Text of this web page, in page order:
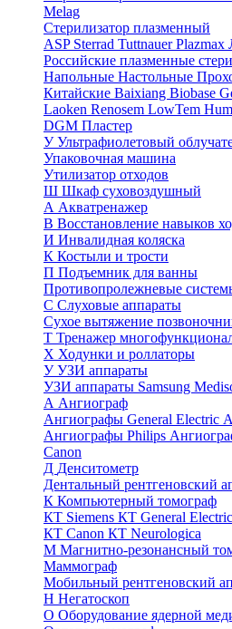
Melag
Стерилизатор плазменный
ASP Sterrad Tuttnauer Plazmax
Российские плазменные
Напольные Настольные
Китайские Baixiang Biobase
Laoken Renosem LowTem
DGM Пластер
УУльтрафиолетовый
Упаковочная машина
Утилизатор отходов
Ш Шкаф суховоздушный
А Акватренажер
В Восстановление навыков
И Инвалидная коляска
К Костыли и трости
П Подъемник для ванны
Противопролежневые
С Слуховые аппараты
Сухое вытяжение
Т Тренажер
Х Ходунки и роллаторы
УУЗИ аппараты
УЗИ аппараты Samsung
А Ангиограф
Ангиографы General Electric
Ангиографы Philips
Canon
Д Денситометр
Дентальный рентгеновский
К Компьютерный томограф
КТ Siemens КТ General Electric
КТ Canon КТ Neurologica
М Магнитно-резонансный
Маммограф
Мобильный рентгеновский
Н Негатоскоп
О Оборудование ядерной